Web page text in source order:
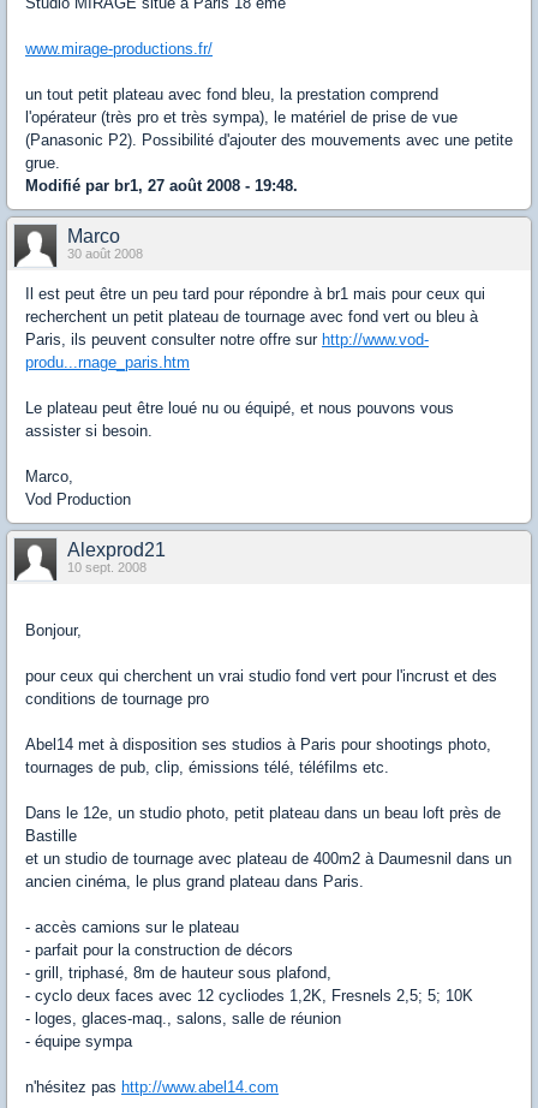
www.mirage-productions.fr/
un tout petit plateau avec fond bleu, la prestation comprend
l'opérateur (très pro et très sympa), le matériel de prise de vue
(Panasonic P2). Possibilité d'ajouter des mouvements avec une petite
grue.
Modifié par br1, 27 août 2008 - 19:48.
Marco
30 août 2008
Il est peut être un peu tard pour répondre à br1 mais pour ceux qui
recherchent un petit plateau de tournage avec fond vert ou bleu à
Paris, ils peuvent consulter notre offre sur http://www.vod-
produ...rnage_paris.htm
Le plateau peut être loué nu ou équipé, et nous pouvons vous
assister si besoin.
Marco,
Vod Production
Alexprod21
10 sept. 2008
Bonjour,
pour ceux qui cherchent un vrai studio fond vert pour l'incrust et des
conditions de tournage pro
Abel14 met à disposition ses studios à Paris pour shootings photo,
tournages de pub, clip, émissions télé, téléfilms etc.
Dans le 12e, un studio photo, petit plateau dans un beau loft près de
Bastille
et un studio de tournage avec plateau de 400m2 à Daumesnil dans un
ancien cinéma, le plus grand plateau dans Paris.
- accès camions sur le plateau
- parfait pour la construction de décors
- grill, triphasé, 8m de hauteur sous plafond,
- cyclo deux faces avec 12 cycliodes 1,2K, Fresnels 2,5; 5; 10K
- loges, glaces-maq., salons, salle de réunion
- équipe sympa
n'hésitez pas http://www.abel14.com